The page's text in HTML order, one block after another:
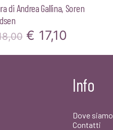
di Andrea Gallina, Soren
Il
prezzo
€ 17,10
prezzo
è:
€17,10.
Info
Dove siamo
Contatti